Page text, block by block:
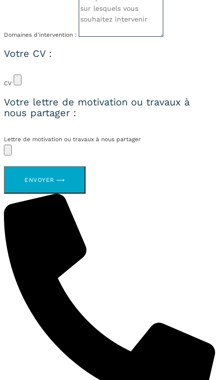
Domaines d'intervention :
Votre CV :
CV
Votre lettre de motivation ou travaux à
nous partager :
Lettre de motivation ou travaux à nous partager
ENVOYER ⟶